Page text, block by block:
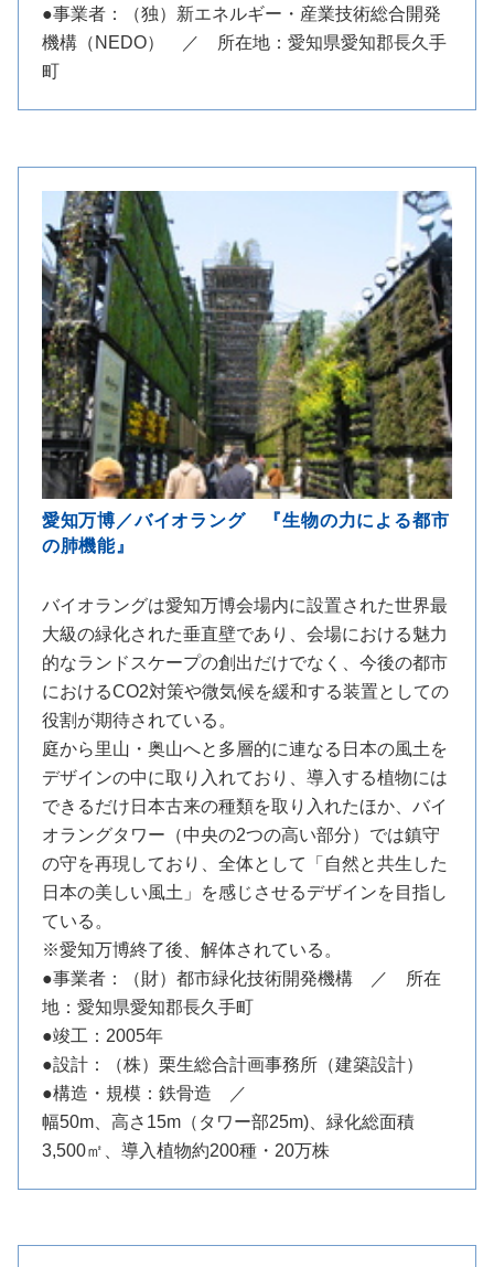
●事業者：（独）新エネルギー・産業技術総合開発
機構（NEDO） ／ 所在地：愛知県愛知郡長久手
町
愛知万博／バイオラング 『生物の力による都市
の肺機能』
バイオラングは愛知万博会場内に設置された世界最
大級の緑化された垂直壁であり、会場における魅力
的なランドスケープの創出だけでなく、今後の都市
におけるCO2対策や微気候を緩和する装置としての
役割が期待されている。
庭から里山・奥山へと多層的に連なる日本の風土を
デザインの中に取り入れており、導入する植物には
できるだけ日本古来の種類を取り入れたほか、バイ
オラングタワー（中央の2つの高い部分）では鎮守
の守を再現しており、全体として「自然と共生した
日本の美しい風土」を感じさせるデザインを目指し
ている。
※愛知万博終了後、解体されている。
●事業者：（財）都市緑化技術開発機構 ／ 所在
地：愛知県愛知郡長久手町
●竣工：2005年
●設計：（株）栗生総合計画事務所（建築設計）
●構造・規模：鉄骨造 ／
幅50m、高さ15m（タワー部25m)、緑化総面積
3,500㎡、導入植物約200種・20万株